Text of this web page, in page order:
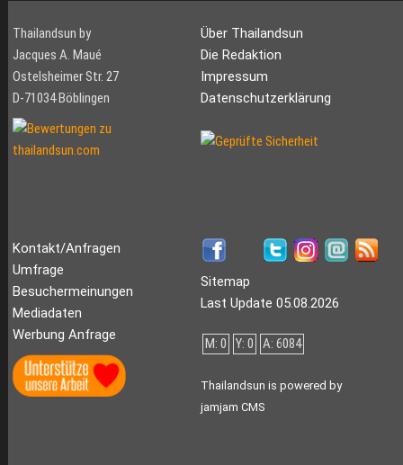
Thailandsun by
Jacques A. Maué
Ostelsheimer Str. 27
D-71034 Böblingen
Über Thailandsun
Die Redaktion
Impressum
Datenschutzerklärung
Kontakt/Anfragen
Umfrage
Besuchermeinungen
Mediadaten
Werbung Anfrage
Sitemap
Last Update 05.08.2026
M: 0 Y: 0 A: 6084
Thailandsun is powered by
jamjam CMS